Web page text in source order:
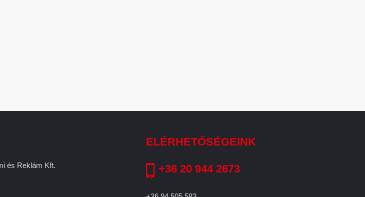
és Reklám Kft.
ELÉRHETŐSÉGEINK
+36 20 944 2673